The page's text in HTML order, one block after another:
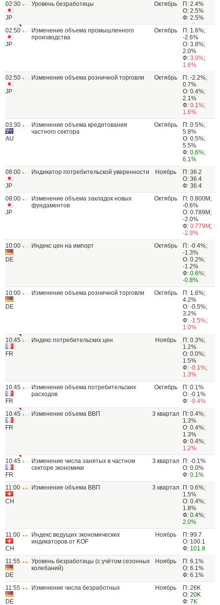
02:30
JP
Уровень безработицы Октябрь
П: 2.4%
О: 2.5%
Ф: 2.5%
02:50
JP
Изменение объема промышленного
производства
Октябрь
П: 1.6%;
-2.6%
О: 3.8%;
2.0%
Ф: 3.0%;
1.6%
02:50
JP
Изменение объема розничной торговли Октябрь
П: -2.2%;
0.7%
О: 0.4%;
2.1%
Ф: 0.1%;
1.6%
03:30
AU
Изменение объема кредитования
частного сектора
Октябрь
П: 0.5%;
5.8%
О: 0.5%;
5.5%
Ф: 0.6%;
6.1%
08:00
JP
Индикатор потребительской уверенности Ноябрь
П: 36.2
О: 36.4
Ф: 36.4
08:00
JP
Изменение объема закладок новых
фундаментов
Октябрь
П: 0.800M;
-0.6%
О: 0.789M;
-2.0%
Ф: 0.779M ;
-2.9%
10:00
DE
Индекс цен на импорт Октябрь
П: -0.4%;
-1.3%
О: 0.2%;
-1.2%
Ф: 0.6%;
-0.8%
10:00
DE
Изменение объема розничной торговли Октябрь
П: 1.6%;
4.2%
О: -0.5%;
3.2%
Ф: -1.5%;
1.0%
10:45
FR
Индекс потребительских цен Ноябрь
П: 0.3%;
1.2%
О: 0.0%;
1.5%
Ф: -0.1%;
1.3%
10:45
FR
Изменение объема потребительских
расходов
Октябрь
П: 0.1%
О: -0.1%
Ф: -0.4%
10:45
FR
Изменение объема ВВП 3 квартал
П: 0.4%;
1.3%
О: 0.4%;
1.3%
Ф: 0.4%;
1.2%
10:45
FR
Изменение числа занятых в частном
секторе экономики
3 квартал
П: -0.1%
О: 0.0%
Ф: 0.1%
11:00
CH
Изменение объема ВВП 3 квартал
П: 0.6%;
1.5%
О: 0.4%;
1.8%
Ф: 0.4%;
2.0%
11:00
CH
Индекс ведущих экономических
индикаторов от KOF
Ноябрь
П: 99.7
О: 100.1
Ф: 101.8
11:55
DE
Уровень безработицы (с учётом сезонных
колебаний)
Ноябрь
П: 6.1%
О: 6.1%
Ф: 6.1%
11:55
DE
Изменение числа безработных Ноябрь
П: 26K
О: 20K
Ф: 7K